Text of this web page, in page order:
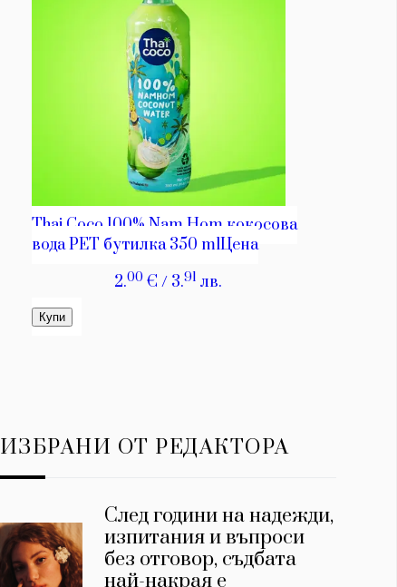
ИЗБРАНИ ОТ РЕДАКТОРА
След години на надежди,
изпитания и въпроси
без отговор, съдбата
най-накрая е